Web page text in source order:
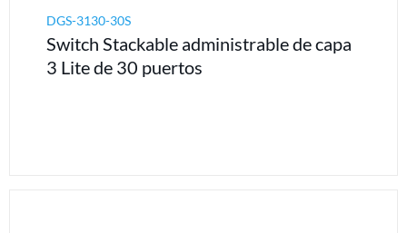
DGS-3130-30S
Switch Stackable administrable de capa
3 Lite de 30 puertos